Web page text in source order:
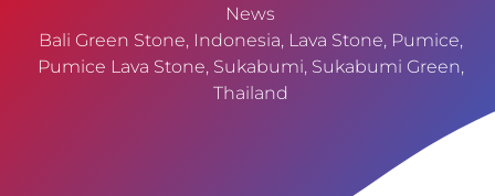
News
Bali Green Stone, Indonesia, Lava Stone, Pumice,
Pumice Lava Stone, Sukabumi, Sukabumi Green,
Thailand